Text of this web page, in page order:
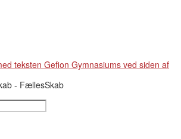
- FællesSkab